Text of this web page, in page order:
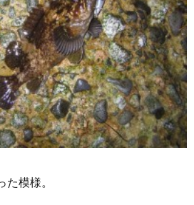
模様。